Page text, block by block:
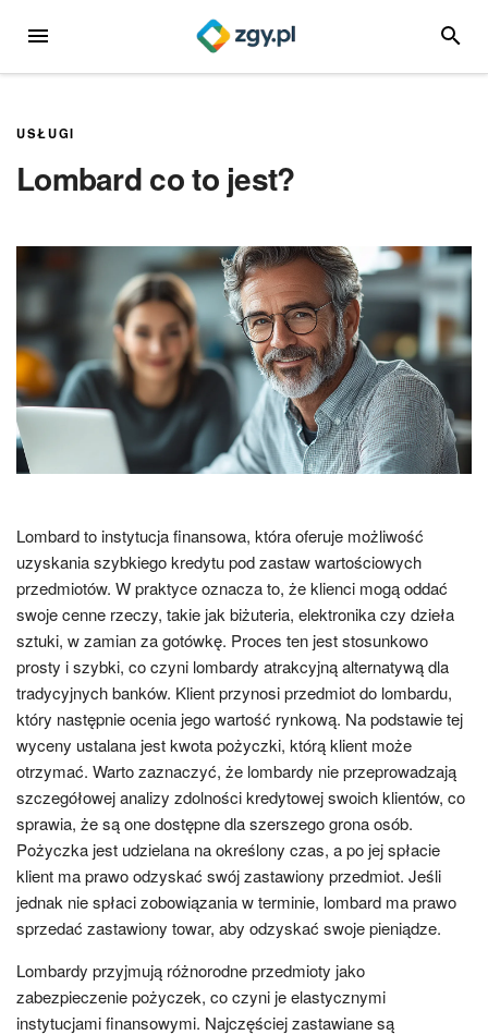
MENU
USŁUGI
Lombard co to jest?
Lombard to instytucja finansowa, która oferuje możliwość
uzyskania szybkiego kredytu pod zastaw wartościowych
przedmiotów. W praktyce oznacza to, że klienci mogą oddać
swoje cenne rzeczy, takie jak biżuteria, elektronika czy dzieła
sztuki, w zamian za gotówkę. Proces ten jest stosunkowo
prosty i szybki, co czyni lombardy atrakcyjną alternatywą dla
tradycyjnych banków. Klient przynosi przedmiot do lombardu,
który następnie ocenia jego wartość rynkową. Na podstawie tej
wyceny ustalana jest kwota pożyczki, którą klient może
otrzymać. Warto zaznaczyć, że lombardy nie przeprowadzają
szczegółowej analizy zdolności kredytowej swoich klientów, co
sprawia, że są one dostępne dla szerszego grona osób.
Pożyczka jest udzielana na określony czas, a po jej spłacie
klient ma prawo odzyskać swój zastawiony przedmiot. Jeśli
jednak nie spłaci zobowiązania w terminie, lombard ma prawo
sprzedać zastawiony towar, aby odzyskać swoje pieniądze.
Lombardy przyjmują różnorodne przedmioty jako
zabezpieczenie pożyczek, co czyni je elastycznymi
instytucjami finansowymi. Najczęściej zastawiane są